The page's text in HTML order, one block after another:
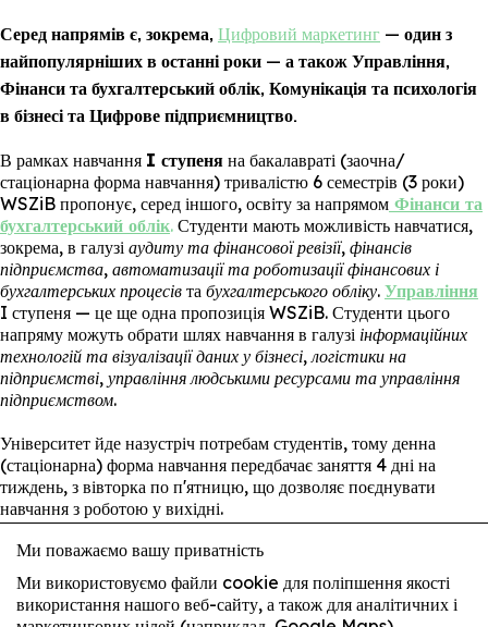
Серед напрямів є, зокрема, Цифровий маркетинг — один з
найпопулярніших в останні роки — а також Управління,
Фінанси та бухгалтерський облік, Комунікація та психологія
в бізнесі та Цифрове підприємництво.
В рамках навчання I ступеня на бакалавраті (заочна/
стаціонарна форма навчання) тривалістю 6 семестрів (3 роки)
WSZiB пропонує, серед іншого, освіту за напрямом Фінанси та
бухгалтерський облік. Студенти мають можливість навчатися,
зокрема, в галузі аудиту та фінансової ревізії, фінансів
підприємства, автоматизації та роботизації фінансових і
бухгалтерських процесів та бухгалтерського обліку. Управління
I ступеня — це ще одна пропозиція WSZiB. Студенти цього
напряму можуть обрати шлях навчання в галузі інформаційних
технологій та візуалізації даних у бізнесі, логістики на
підприємстві, управління людськими ресурсами та управління
підприємством.
Університет йде назустріч потребам студентів, тому денна
(стаціонарна) форма навчання передбачає заняття 4 дні на
тиждень, з вівторка по п'ятницю, що дозволяє поєднувати
навчання з роботою у вихідні.
Рекрутація WSZiB!
Щоб записатися на навчання, достатньо заповнити онлайн-
форму на сайтіwww.wszib.edu.pl/rekrutacja,а потім у
Ми поважаємо вашу приватність
Ми використовуємо файли cookie для поліпшення якості
використання нашого веб-сайту, а також для аналітичних і